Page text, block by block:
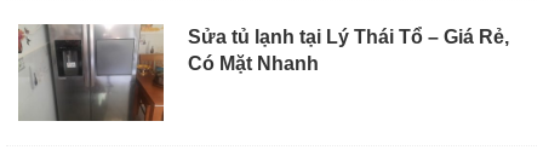
Sửa tủ lạnh tại Lý Thái Tổ – Giá Rẻ,
Có Mặt Nhanh